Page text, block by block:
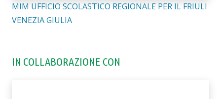
MIM UFFICIO SCOLASTICO REGIONALE PER IL FRIULI
VENEZIA GIULIA
IN COLLABORAZIONE CON